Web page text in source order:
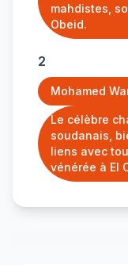
mahdistes,
Obeid.
2
Mohamed
Le célèbre
soudanais,
liens avec
vénérée à El